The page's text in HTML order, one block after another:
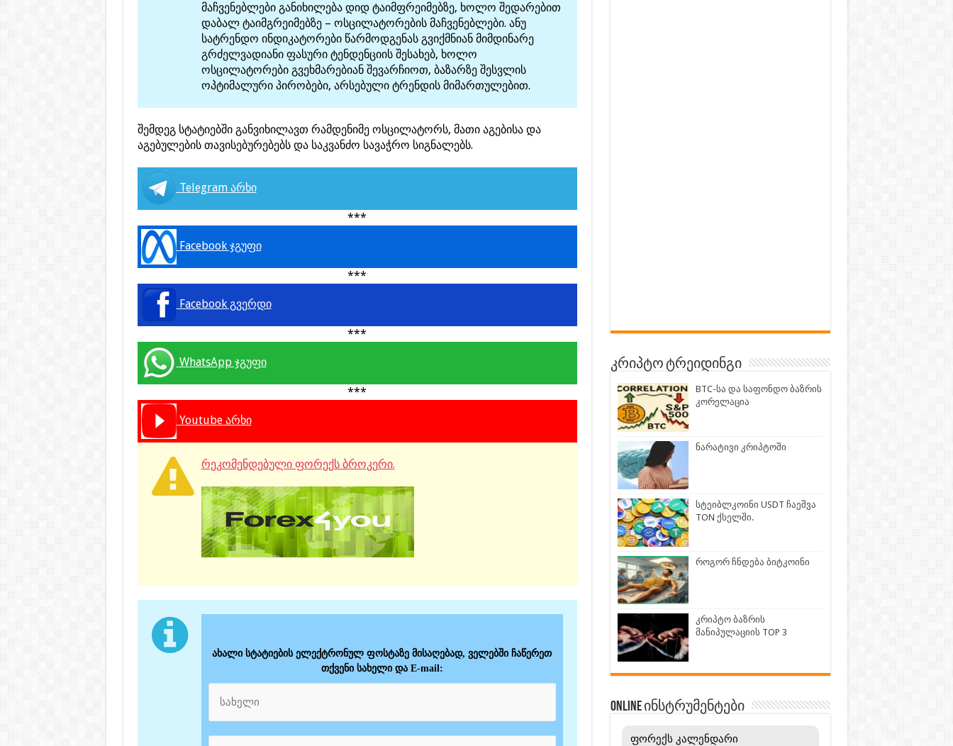
მაჩვენებლები განიხილება დიდ ტაიმფრეიმებზე, ხოლო შედარებით
დაბალ ტაიმგრეიმებზე – ოსცილატორების მაჩვენებლები. ანუ
სატრენდო ინდიკატორები წარმოდგენას გვიქმნიან მიმდინარე
გრძელვადიანი ფასური ტენდენციის შესახებ, ხოლო
ოსცილატორები გვეხმარებიან შევარჩიოთ, ბაზარზე შესვლის
ოპტიმალური პირობები, არსებული ტრენდის მიმართულებით.
შემდეგ სტატიებში განვიხილავთ რამდენიმე ოსცილატორს, მათი აგებისა და
აგებულების თავისებურებებს და საკვანძო სავაჭრო სიგნალებს.
Telegram არხი
***
Facebook ჯგუფი
***
Facebook გვერდი
***
WhatsApp ჯგუფი
***
Youtube არხი
რეკომენდებული ფორექს ბროკერი.
ახალი სტატიების ელექტრონულ ფოსტაზე მისაღებად, ველებში ჩაწერეთ
თქვენი სახელი და E-mail:
კრიპტო ტრეიდინგი
BTC-სა და საფონდო ბაზრის
კორელაცია
ნარატივი კრიპტოში
სტეიბლკოინი USDT ჩაეშვა
TON ქსელში.
როგორ ჩნდება ბიტკოინი
კრიპტო ბაზრის
მანიპულაციის TOP 3
ONLINE ინსტრუმენტები
ფორექს კალენდარი